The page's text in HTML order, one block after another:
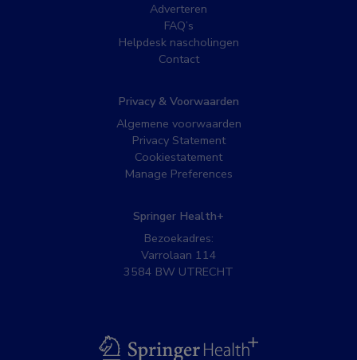
Adverteren
FAQ’s
Helpdesk nascholingen
Contact
Privacy & Voorwaarden
Algemene voorwaarden
Privacy Statement
Cookiestatement
Manage Preferences
Springer Health+
Bezoekadres:
Varrolaan 114
3584 BW UTRECHT
BSL